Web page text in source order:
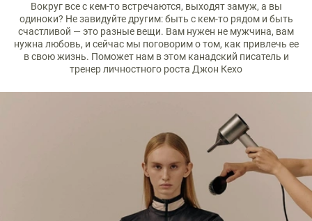
Вокруг все с кем-то встречаются, выходят замуж, а вы
одиноки? Не завидуйте другим: быть с кем-то рядом и быть
счастливой — это разные вещи. Вам нужен не мужчина, вам
нужна любовь, и сейчас мы поговорим о том, как привлечь ее
в свою жизнь. Поможет нам в этом канадский писатель и
тренер личностного роста Джон Кехо